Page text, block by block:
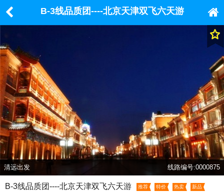
B-3线品质团----北京天津双飞六天游
清远出发 线路编号:0000875
B-3线品质团----北京天津双飞六天游 推荐 特价 热卖 新品